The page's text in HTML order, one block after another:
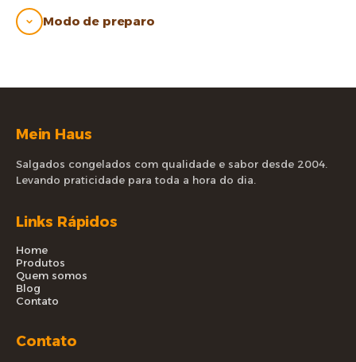
Modo de preparo
Mein Haus
Salgados congelados com qualidade e sabor desde 2004.
Levando praticidade para toda a hora do dia.
Links Rápidos
Home
Produtos
Quem somos
Blog
Contato
Contato